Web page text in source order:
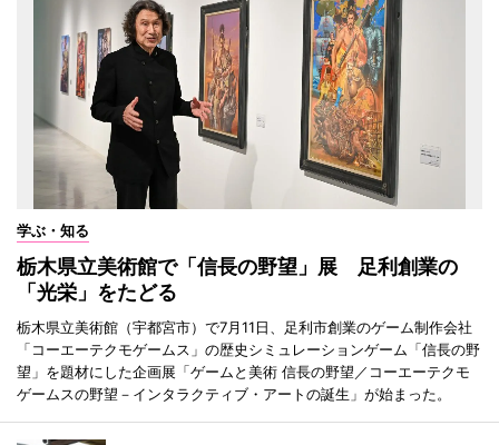
学ぶ・知る
栃木県立美術館で「信長の野望」展 足利創業の
「光栄」をたどる
栃木県立美術館（宇都宮市）で7月11日、足利市創業のゲーム制作会社
「コーエーテクモゲームス」の歴史シミュレーションゲーム「信長の野
望」を題材にした企画展「ゲームと美術 信長の野望／コーエーテクモ
ゲームスの野望－インタラクティブ・アートの誕生」が始まった。